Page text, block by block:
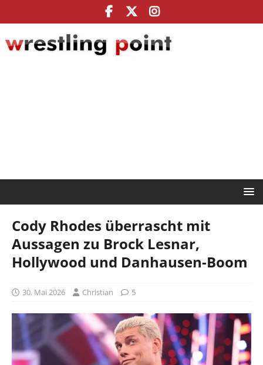
Cody Rhodes überrascht mit
Aussagen zu Brock Lesnar,
Hollywood und Danhausen-Boom
30. Mai 2026 Christian 5